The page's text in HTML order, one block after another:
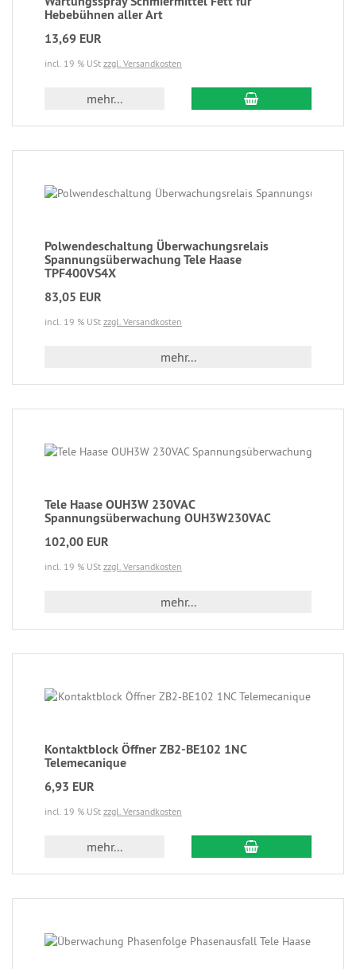
Hebebühnen aller Art
13,69 EUR
incl. 19 % USt zzgl. Versandkosten
mehr...
Polwendeschaltung Überwachungsrelais
Spannungsüberwachung Tele Haase
TPF400VS4X
83,05 EUR
incl. 19 % USt zzgl. Versandkosten
mehr...
Tele Haase OUH3W 230VAC
Spannungsüberwachung OUH3W230VAC
102,00 EUR
incl. 19 % USt zzgl. Versandkosten
mehr...
Kontaktblock Öffner ZB2-BE102 1NC
Telemecanique
6,93 EUR
incl. 19 % USt zzgl. Versandkosten
mehr...